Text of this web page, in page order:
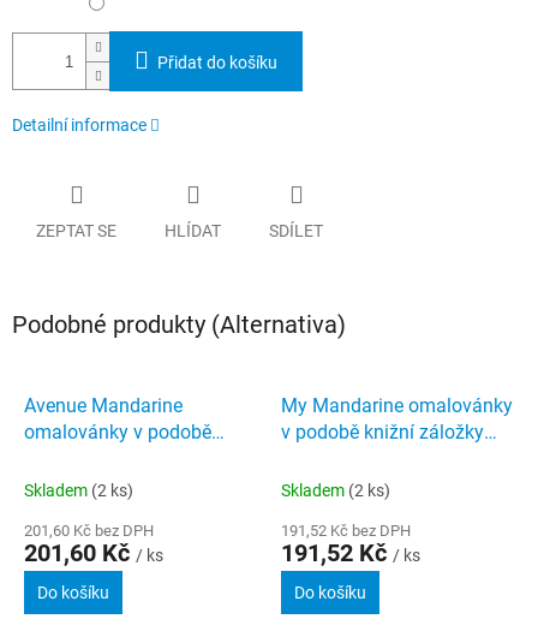
Přidat do košíku
Detailní informace
ZEPTAT SE HLÍDAT SDÍLET
Podobné produkty (Alternativa)
Avenue Mandarine
omalovánky v podobě
Skladem (2 ks)
201,60 Kč bez DPH
201,60 Kč / ks
Do košíku
My Mandarine omalovánky
v podobě knižní záložky
Skladem (2 ks)
191,52 Kč bez DPH
191,52 Kč / ks
Do košíku